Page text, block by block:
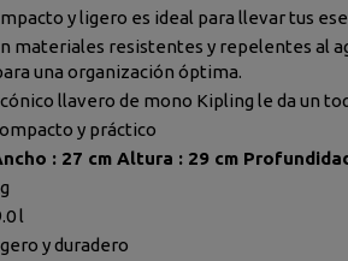
y ligero es ideal para llevar tus
materiales resistentes y repelentes al
una organización óptima.
llavero de mono Kipling le da un
y práctico
: 27 cm Altura : 29 cm
l
y duradero